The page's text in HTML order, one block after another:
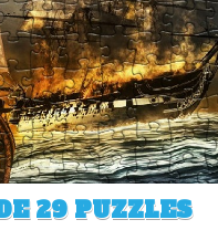
29 PUZZLES